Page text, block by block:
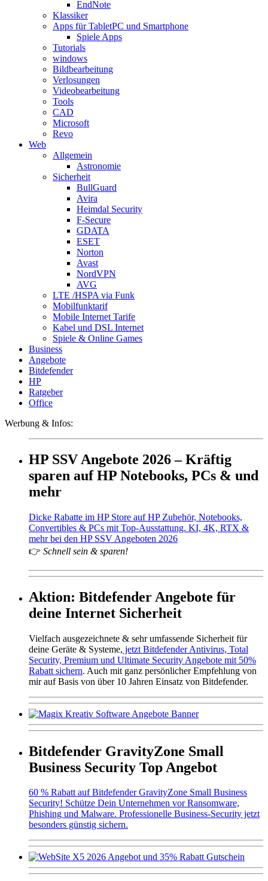
EndNote
Klassiker
Apps für TabletPC und Smartphone
Spiele Apps
Tutorials
windows
Bildbearbeitung
Verlosungen
Videobearbeitung
Tools
CAD
Microsoft
Revo
Web
Allgemein
Astronomie
Sicherheit
BullGuard
Avira
Heimdal Security
F-Secure
GDATA
ESET
Norton
Avast
NordVPN
AVG
LTE /HSPA via Funk
Mobilfunktarif
Mobile Internet Tarife
Kabel und DSL Internet
Spiele & Online Games
Business
Angebote
Bitdefender
HP
Ratgeber
Office
Werbung & Infos:
HP SSV Angebote 2026 – Kräftig
sparen auf HP Notebooks, PCs & und
mehr
Dicke Rabatte im HP Store auf HP Zubehör, Notebooks,
Convertibles & PCs mit Top-Ausstattung. KI, 4K, RTX &
mehr bei den HP SSV Angeboten 2026
👉 Schnell sein & sparen!
Aktion: Bitdefender Angebote für
deine Internet Sicherheit
Vielfach ausgezeichnete & sehr umfassende Sicherheit für
deine Geräte & Systeme, jetzt Bitdefender Antivirus, Total
Security, Premium und Ultimate Security Angebote mit 50%
Rabatt sichern. Auch mit ganz persönlicher Empfehlung von
mir auf Basis von über 10 Jahren Einsatz von Bitdefender.
Bitdefender GravityZone Small
Business Security Top Angebot
60 % Rabatt auf Bitdefender GravityZone Small Business
Security! Schütze Dein Unternehmen vor Ransomware,
Phishing und Malware. Professionelle Business-Security jetzt
besonders günstig sichern.